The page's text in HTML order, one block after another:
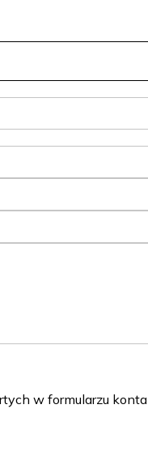
w formularzu